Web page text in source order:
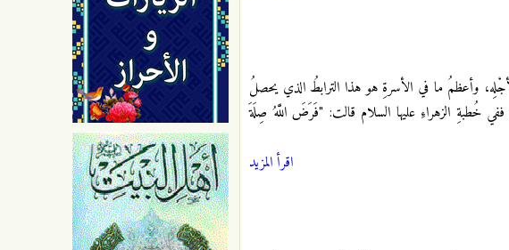
وأعظمُ ما في الأسرةِ هو هذا الترابطُ الذي يحصلُ
خُطبةِ الزهراءِ عليها السلام قالت: "فَرَضَ اللَّهُ صِلَةَ
اقرأ المزيد